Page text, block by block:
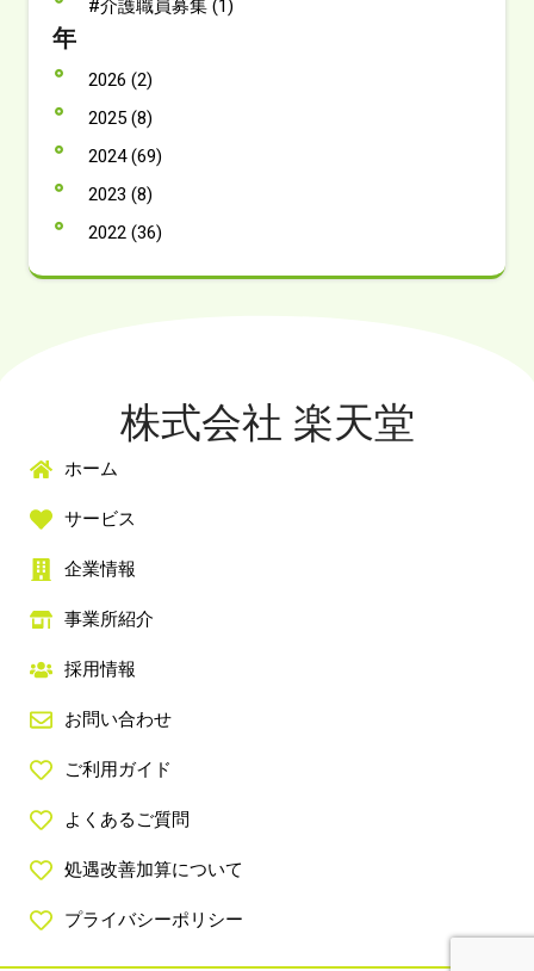
#介護職員募集 (1)
年
2026 (2)
2025 (8)
2024 (69)
2023 (8)
2022 (36)
株式会社 楽天堂
ホーム
サービス
企業情報
事業所紹介
採用情報
お問い合わせ
ご利用ガイド
よくあるご質問
処遇改善加算について
プライバシーポリシー